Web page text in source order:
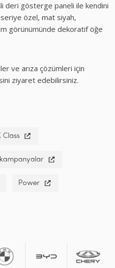
deri gösterge paneli ile kendini
özel, mat siyah,
görünümünde dekoratif öğe
ve arıza çözümleri için
ziyaret edebilirsiniz.
Class
Power